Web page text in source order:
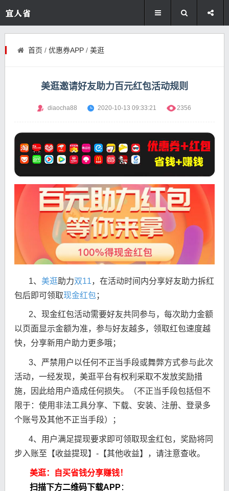
首页 / 优惠券APP/ 美逛
美逛邀请好友助力百元红包活动规则
diaocha88 2020-10-13 09:33:21 2356
1、 美逛助力双11，在活动时间内分享好友助力拆红
包后即可领取现金红包；
2、现金红包活动需要好友共同参与，每次助力金额
以页面显示金额为准，参与好友越多，领取红包速度越
快，分享新用户助力更多哦；
3、严禁用户以任何不正当手段或舞弊方式参与此次
活动，一经发现，美逛平台有权利采取不发放奖励措
施，因此给用户造成任何损失。（不正当手段包括但不
限于：使用非法工具分享、下载、安装、注册、登录多
个账号及其他不正当手段）；
4、用户满足提现要求即可领取现金红包，奖励将同
步入账至【收益提现】-【其他收益】，请注意查收。
美逛：自买省钱分享赚钱！
扫描下方二维码下载APP ：